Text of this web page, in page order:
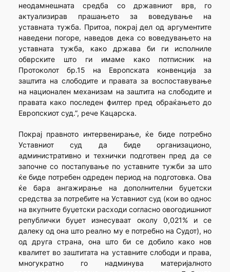
неодамнешната средба со државниот врв, го
актуализирав прашањето за воведување на
уставната тужба. Притоа, покрај дел од аргументите
наведени погоре, наведов дека со воведувањето на
уставната тужба, како држава би ги исполниле
обврските што ги имаме како потписник на
Протоколот бр.15 на Европската конвенција за
заштита на слободите и правата за воспоставување
на национален механизам на заштита на слободите и
правата како последен филтер пред обраќањето до
Европскиот суд.”, рече Кацарска.
Покрај правното интервенирање, ќе биде потребно
Уставниот суд да биде организационо,
административно и технички подготвен пред да се
започне со постапување по уставните тужби за што
ќе биде потребен одреден период на подготовка. Ова
ќе бара ангажирање на дополнителни буџетски
средства за потребите на Уставниот суд (кои во однос
на вкупните буџетски расходи согласно овогодишниот
републички буџет изнесуваат околу 0,021% и се
далеку од она што реално му е потребно на Судот), но
од друга страна, она што би се добило како нов
квалитет во заштитата на уставните слободи и права,
многукратно го надминува материјалното